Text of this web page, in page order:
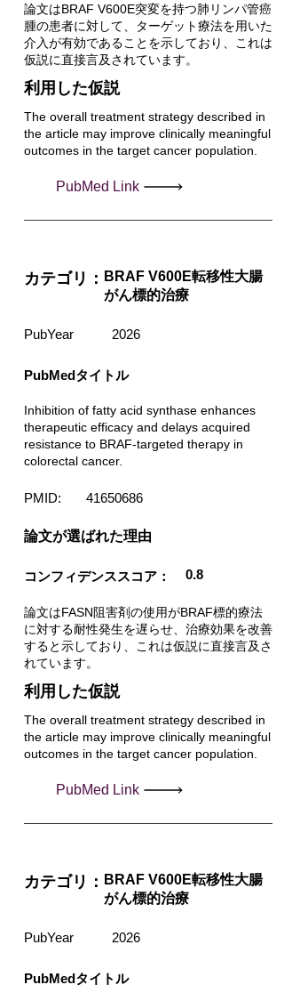
論文はBRAF V600E突変を持つ肺リンパ管癌
腫の患者に対して、ターゲット療法を用いた
介入が有効であることを示しており、これは
仮説に直接言及されています。
利用した仮説
The overall treatment strategy described in
the article may improve clinically meaningful
outcomes in the target cancer population.
PubMed Link
カテゴリ： BRAF V600E転移性大腸
がん標的治療
PubYear 2026
PubMedタイトル
Inhibition of fatty acid synthase enhances
therapeutic efficacy and delays acquired
resistance to BRAF-targeted therapy in
colorectal cancer.
PMID: 41650686
​論文が選ばれた理由
コンフィデンススコア： 0.8
論文はFASN阻害剤の使用がBRAF標的療法
に対する耐性発生を遅らせ、治療効果を改善
すると示しており、これは仮説に直接言及さ
れています。
利用した仮説
The overall treatment strategy described in
the article may improve clinically meaningful
outcomes in the target cancer population.
PubMed Link
カテゴリ： BRAF V600E転移性大腸
がん標的治療
PubYear 2026
PubMedタイトル